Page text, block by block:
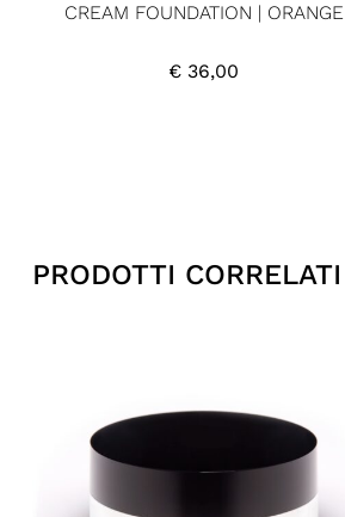
CREAM FOUNDATION | ORANGE
€ 36,00
PRODOTTI CORRELATI